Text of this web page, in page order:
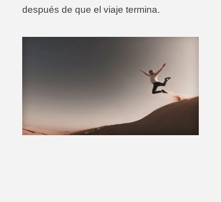
después de que el viaje termina.